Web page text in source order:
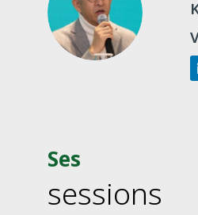
HC
Ses
sessions